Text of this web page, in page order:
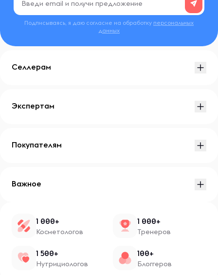
Подписываясь, я даю согласие на обработку персональных
данных
Селлерам
Экспертам
Покупателям
Важное
1 000+
Косметологов
1 000+
Тренеров
1 500+
Нутрициологов
100+
Блоггеров